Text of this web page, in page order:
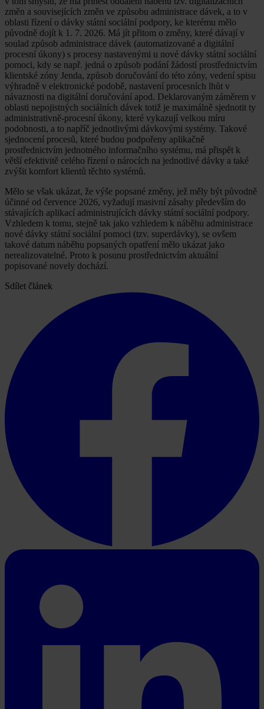
změn a souvisejících změn ve způsobu administrace dávek, a to v
oblasti řízení o dávky státní sociální podpory, ke kterému mělo
původně dojít k 1. 7. 2026. Má jít přitom o změny, které dávají v
soulad způsob administrace dávek (automatizované a digitální
procesní úkony) s procesy nastavenými u nové dávky státní sociální
pomoci, kdy se např. jedná o způsob podání žádostí prostřednictvím
klientské zóny Jenda, způsob doručování do této zóny, vedení spisu
výhradně v elektronické podobě, nastavení procesních lhůt v
návaznosti na digitální doručování apod. Deklarovaným záměrem v
oblasti nepojistných sociálních dávek totiž je maximálně sjednotit ty
administrativně-procesní úkony, které vykazují velkou míru
podobnosti, a to napříč jednotlivými dávkovými systémy. Takové
sjednocení procesů, které budou podpořeny aplikačně
prostřednictvím jednotného informačního systému, má přispět k
větší efektivitě celého řízení o nárocích na jednotlivé dávky a také
zvýšit komfort klientů těchto systémů.
Mělo se však ukázat, že výše popsané změny, jež měly být původně
účinné od července 2026, vyžadují masivní zásahy především do
stávajících aplikací administrujících dávky státní sociální podpory.
Vzhledem k tomu, stejně tak jako vzhledem k náběhu administrace
nové dávky státní sociální pomoci (tzv. superdávky), se ovšem
takové datum náběhu popsaných opatření mělo ukázat jako
nerealizovatelné. Proto k posunu prostřednictvím aktuální
popisované novely dochází.
Sdílet článek